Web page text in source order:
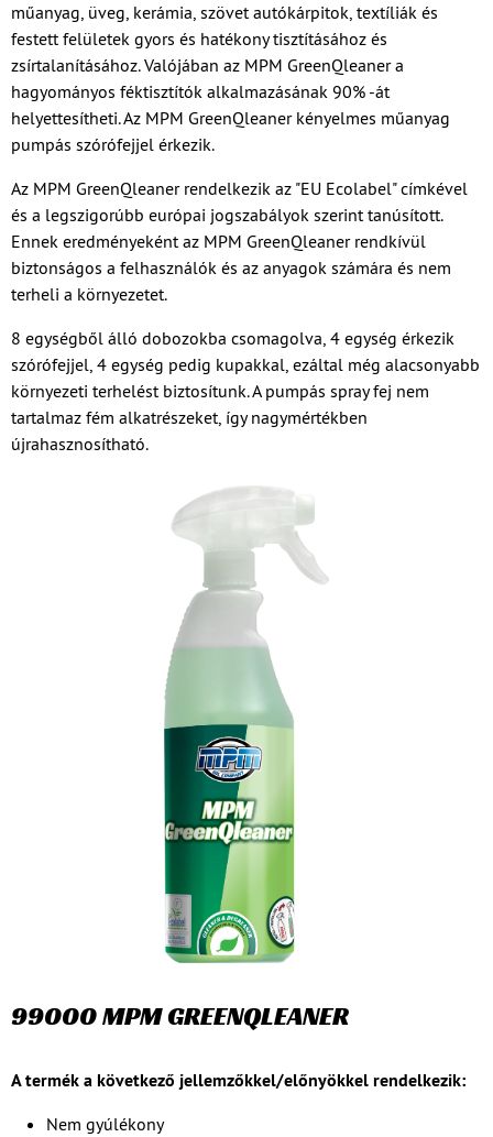
műanyag, üveg, kerámia, szövet autókárpitok, textíliák és
festett felületek gyors és hatékony tisztításához és
zsírtalanításához. Valójában az MPM GreenQleaner a
hagyományos féktisztítók alkalmazásának 90% -át
helyettesítheti. Az MPM GreenQleaner kényelmes műanyag
pumpás szórófejjel érkezik.
Az MPM GreenQleaner rendelkezik az "EU Ecolabel" címkével
és a legszigorúbb európai jogszabályok szerint tanúsított.
Ennek eredményeként az MPM GreenQleaner rendkívül
biztonságos a felhasználók és az anyagok számára és nem
terheli a környezetet.
8 egységből álló dobozokba csomagolva, 4 egység érkezik
szórófejjel, 4 egység pedig kupakkal, ezáltal még alacsonyabb
környezeti terhelést biztosítunk. A pumpás spray fej nem
tartalmaz fém alkatrészeket, így nagymértékben
újrahasznosítható.
99000 MPM GREENQLEANER
A termék a következő jellemzőkkel/előnyökkel rendelkezik:
Nem gyúlékony